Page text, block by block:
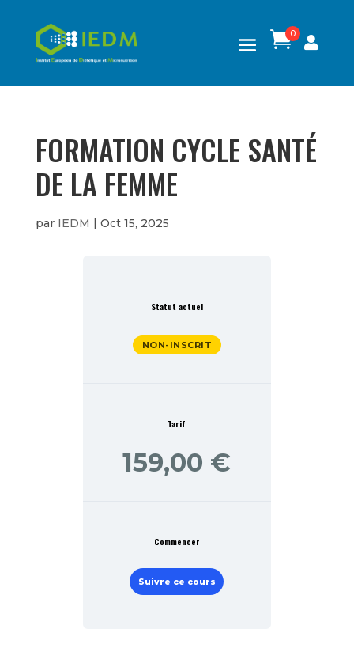
0

FORMATION CYCLE SANTÉ
DE LA FEMME
par IEDM | Oct 15, 2025
Statut actuel
NON-INSCRIT
Tarif
159,00 €
Commencer
Suivre ce cours